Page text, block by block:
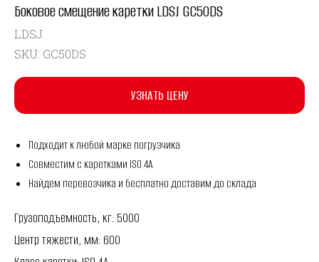
Боковое смещение каретки LDSJ GC50DS
LDSJ
SKU: GC50DS
УЗНАТЬ ЦЕНУ
Подходит к любой марке погрузчика
Совместим с каретками ISO 4A
Найдем перевозчика и бесплатно доставим до склада
Грузоподъемность, кг: 5000
Центр тяжести, мм: 600